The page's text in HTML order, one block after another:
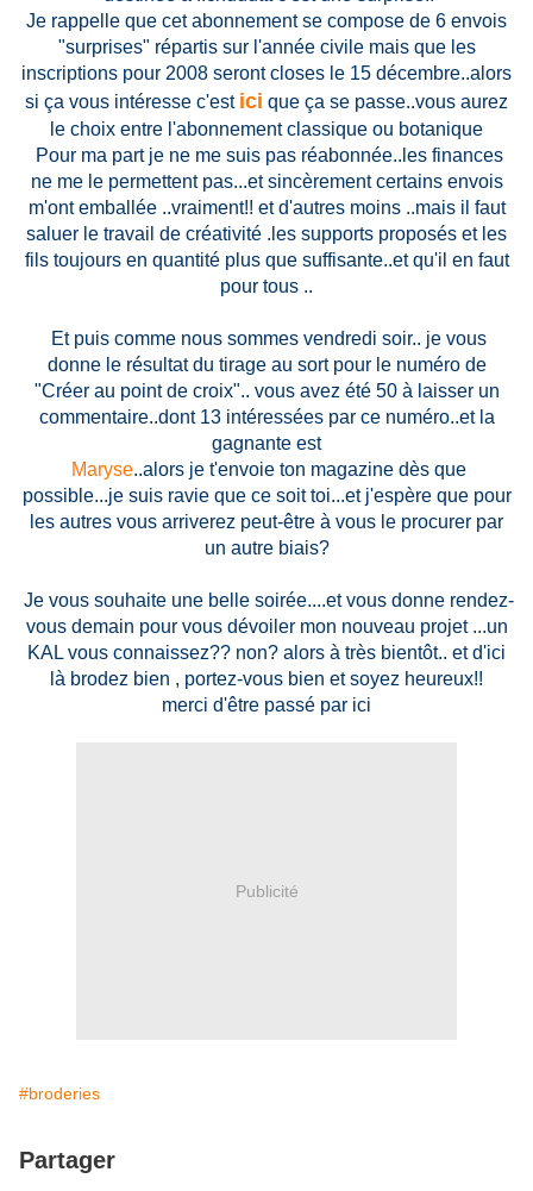
Je rappelle que cet abonnement se compose de 6 envois
"surprises" répartis sur l'année civile mais que les
inscriptions pour 2008 seront closes le 15 décembre..alors
si ça vous intéresse c'est ici que ça se passe..vous aurez
le choix entre l'abonnement classique ou botanique
Pour ma part je ne me suis pas réabonnée..les finances
ne me le permettent pas...et sincèrement certains envois
m'ont emballée ..vraiment!! et d'autres moins ..mais il faut
saluer le travail de créativité .les supports proposés et les
fils toujours en quantité plus que suffisante..et qu'il en faut
pour tous ..
Et puis comme nous sommes vendredi soir.. je vous
donne le résultat du tirage au sort pour le numéro de
"Créer au point de croix".. vous avez été 50 à laisser un
commentaire..dont 13 intéressées par ce numéro..et la
gagnante est
Maryse..alors je t'envoie ton magazine dès que
possible...je suis ravie que ce soit toi...et j'espère que pour
les autres vous arriverez peut-être à vous le procurer par
un autre biais?
Je vous souhaite une belle soirée....et vous donne rendez-
vous demain pour vous dévoiler mon nouveau projet ...un
KAL vous connaissez?? non? alors à très bientôt.. et d'ici
là brodez bien , portez-vous bien et soyez heureux!!
merci d'être passé par ici
Publicité
#broderies
Partager